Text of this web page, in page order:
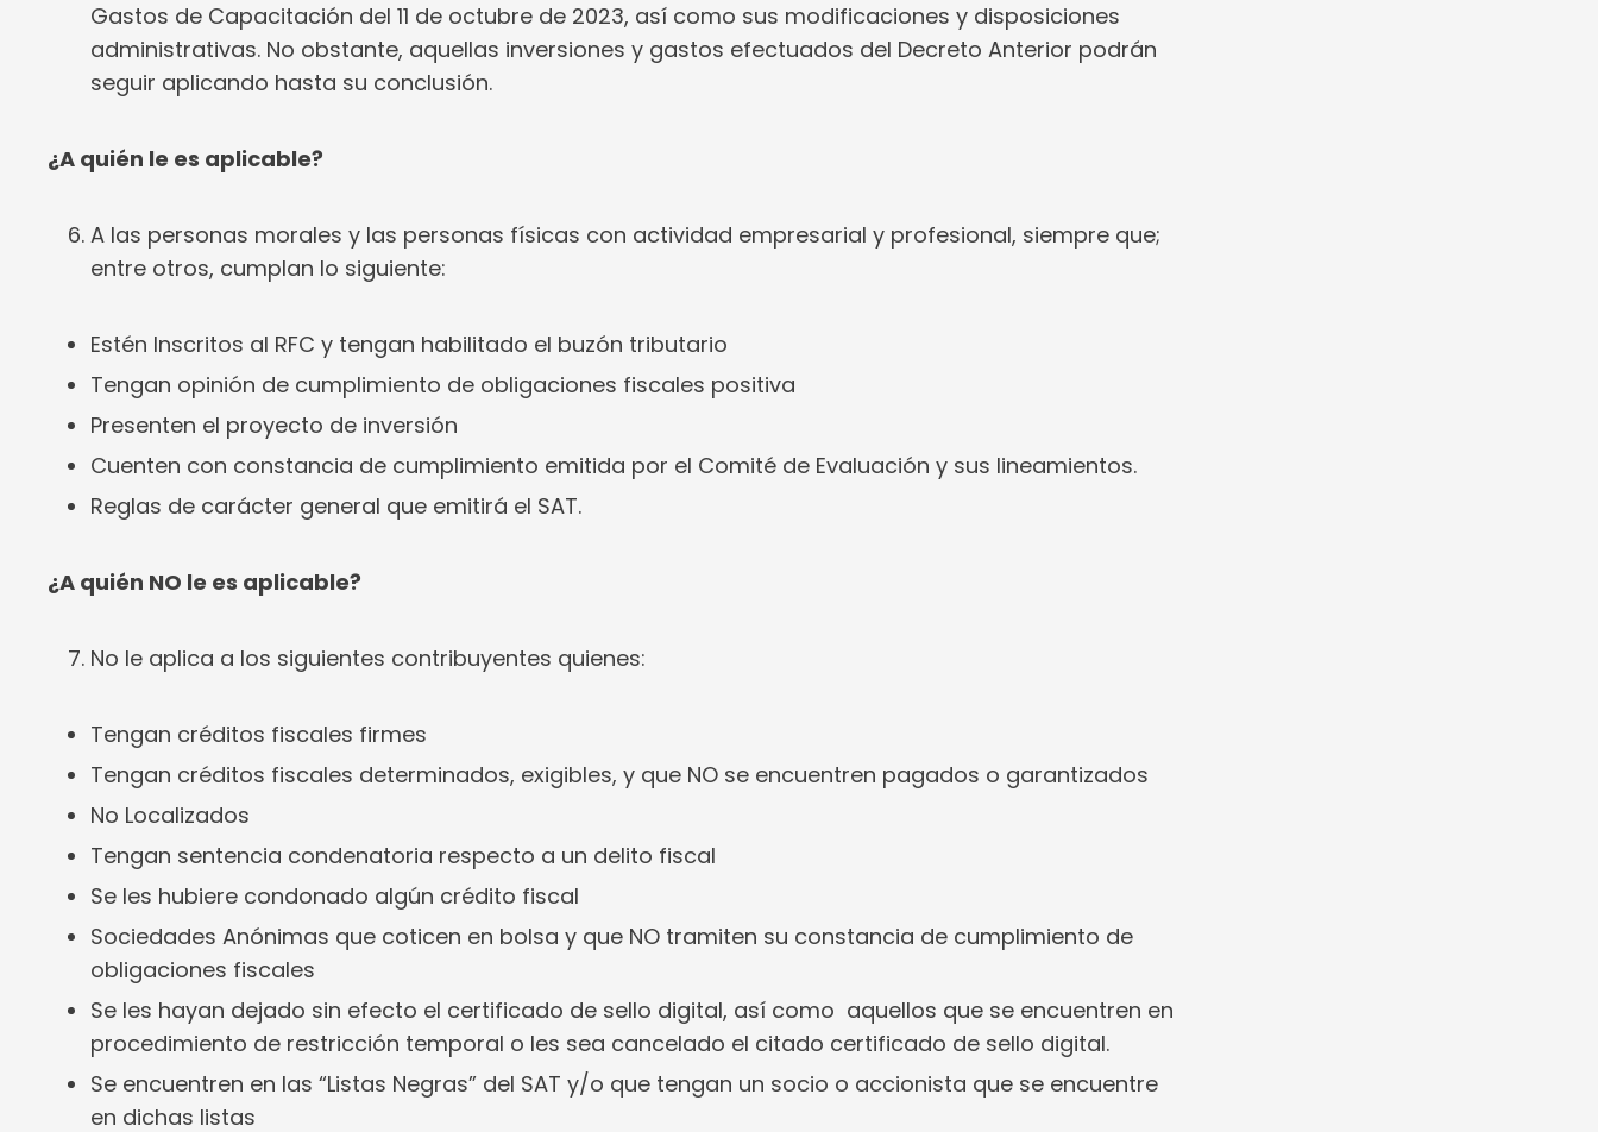
Gastos de Capacitación del 11 de octubre de 2023, así como sus modificaciones y disposiciones
administrativas. No obstante, aquellas inversiones y gastos efectuados del Decreto Anterior podrán
seguir aplicando hasta su conclusión.
¿A quién le es aplicable?
A las personas morales y las personas físicas con actividad empresarial y profesional, siempre que;
entre otros, cumplan lo siguiente:
Estén Inscritos al RFC y tengan habilitado el buzón tributario
Tengan opinión de cumplimiento de obligaciones fiscales positiva
Presenten el proyecto de inversión
Cuenten con constancia de cumplimiento emitida por el Comité de Evaluación y sus lineamientos.
Reglas de carácter general que emitirá el SAT.
¿A quién NO le es aplicable?
No le aplica a los siguientes contribuyentes quienes:
Tengan créditos fiscales firmes
Tengan créditos fiscales determinados, exigibles, y que NO se encuentren pagados o garantizados
No Localizados
Tengan sentencia condenatoria respecto a un delito fiscal
Se les hubiere condonado algún crédito fiscal
Sociedades Anónimas que coticen en bolsa y que NO tramiten su constancia de cumplimiento de
obligaciones fiscales
Se les hayan dejado sin efecto el certificado de sello digital, así como aquellos que se encuentren en
procedimiento de restricción temporal o les sea cancelado el citado certificado de sello digital.
Se encuentren en las “Listas Negras” del SAT y/o que tengan un socio o accionista que se encuentre
en dichas listas